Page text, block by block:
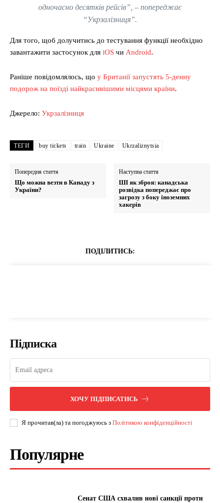
одночасно десятків рейсів”, – попереджає
“Укрзалізниця”.
Для того, щоб долучитись до тестування функції необхідно
завантажити застосунок для iOS чи Android.
Раніше повідомлялось, що у Британії запустять 5-денну
подорож на поїзді найкрасивішими місцями країни.
Джерело: Укрзалізниця
ТЕГИ buy tickets train Ukraine Ukrzaliznytsia
Попередня стаття
Що можна везти в Канаду з
України?
Наступна стаття
ШІ як зброя: канадська
розвідка попереджає про
загрозу з боку іноземних
хакерів
ПОДІЛИТИСЬ:
Підписка
ХОЧУ ПІДПИСАТИСЬ
Я прочитав(ла) та погоджуюсь з Політикою конфіденційності
Популярне
Сенат США схвалив нові санкції проти